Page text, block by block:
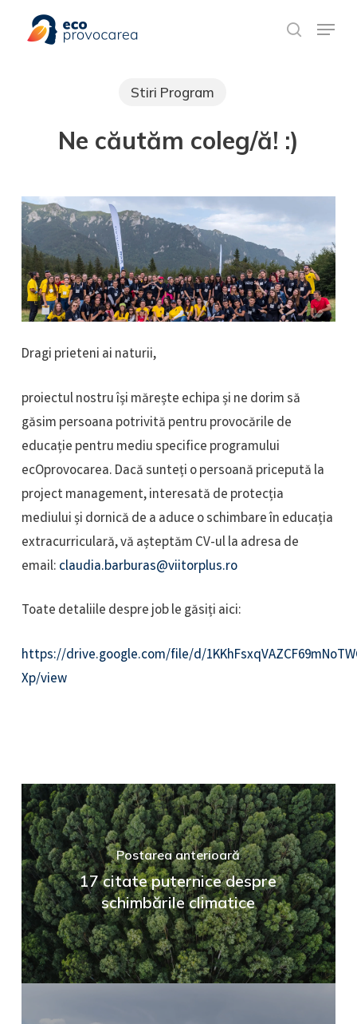
search
Meniu rapid
Stiri Program
Ne căutăm coleg/ă! :)
Dragi prieteni ai naturii,
proiectul nostru își mărește echipa și ne dorim să
găsim persoana potrivită pentru provocările de
educație pentru mediu specifice programului
ecOprovocarea. Dacă sunteți o persoană pricepută la
project management, interesată de protecția
mediului și dornică de a aduce o schimbare în educația
extracurriculară, vă așteptăm CV-ul la adresa de
email: claudia.barburas@viitorplus.ro
Toate detaliile despre job le găsiți aici:
https://drive.google.com/file/d/
Xp/view
Postarea anterioară
17 citate puternice despre
schimbările climatice